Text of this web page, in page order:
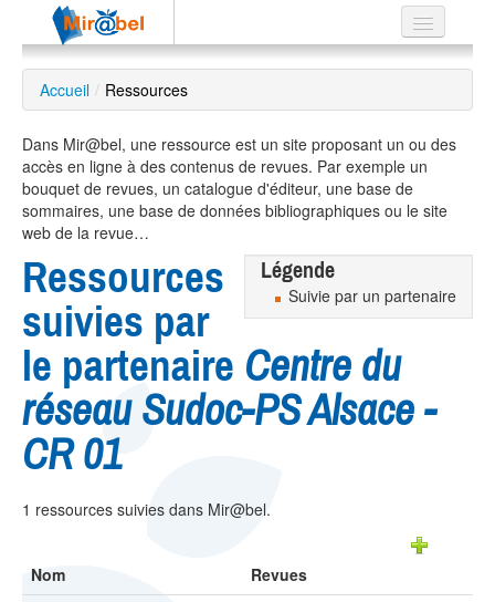
Le réseau
Soutien
Listes
Recherche
avancée
EN
?
Accueil / Ressources
Dans Mir@bel, une ressource est un site proposant un ou des
accès en ligne à des contenus de revues. Par exemple un
bouquet de revues, un catalogue d'éditeur, une base de
sommaires, une base de données bibliographiques ou le site
web de la revue…
Légende
Suivie par un partenaire
Ressources
suivies par
le partenaire Centre du
réseau Sudoc-PS Alsace -
CR 01
1 ressources suivies dans Mir@bel.
Nom
Revues